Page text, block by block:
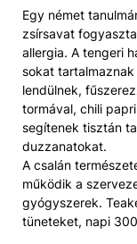
Egy német
zsírsavat
allergia. A tengeri
sokat
lendülnek,
tormával, chili
segítenek tisztán
duzzanatokat.
A csalán
működik a
gyógyszerek.
tüneteket, napi